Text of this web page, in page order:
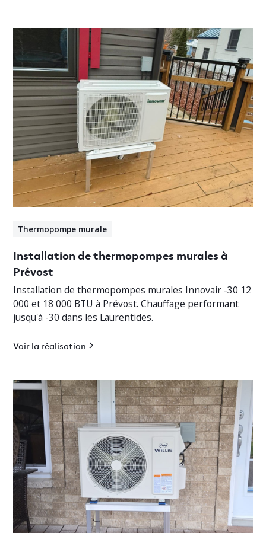
Thermopompe murale
Installation de thermopompes murales à
Prévost
Installation de thermopompes murales Innovair -30 12
000 et 18 000 BTU à Prévost. Chauffage performant
jusqu'à -30 dans les Laurentides.
Voir la réalisation